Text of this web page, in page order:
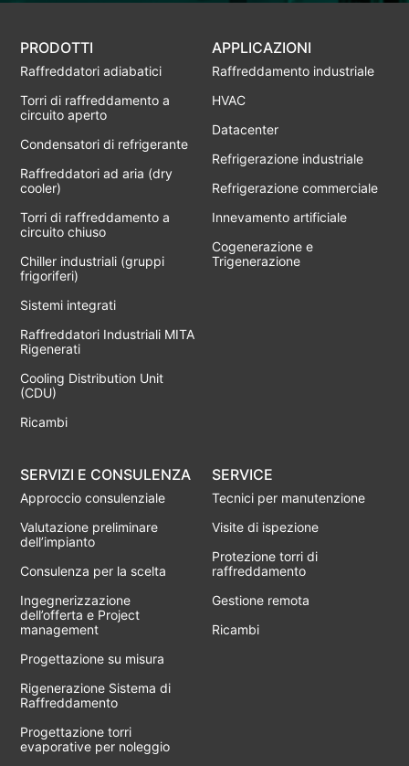
PRODOTTI
Raffreddatori adiabatici
Torri di raffreddamento a
circuito aperto
Condensatori di refrigerante
Raffreddatori ad aria (dry
cooler)
Torri di raffreddamento a
circuito chiuso
Chiller industriali (gruppi
frigoriferi)
Sistemi integrati
Raffreddatori Industriali MITA
Rigenerati
Cooling Distribution Unit
(CDU)
Ricambi
APPLICAZIONI
Raffreddamento industriale
HVAC
Datacenter
Refrigerazione industriale
Refrigerazione commerciale
Innevamento artificiale
Cogenerazione e
Trigenerazione
SERVIZI E CONSULENZA
Approccio consulenziale
Valutazione preliminare
dell’impianto
Consulenza per la scelta
Ingegnerizzazione
dell’offerta e Project
management
Progettazione su misura
Rigenerazione Sistema di
Raffreddamento
Progettazione torri
evaporative per noleggio
SERVICE
Tecnici per manutenzione
Visite di ispezione
Protezione torri di
raffreddamento
Gestione remota
Ricambi